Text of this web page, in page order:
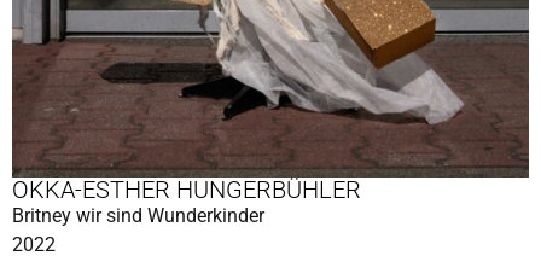
OKKA-ESTHER HUNGERBÜHLER
Britney wir sind Wunderkinder
2022